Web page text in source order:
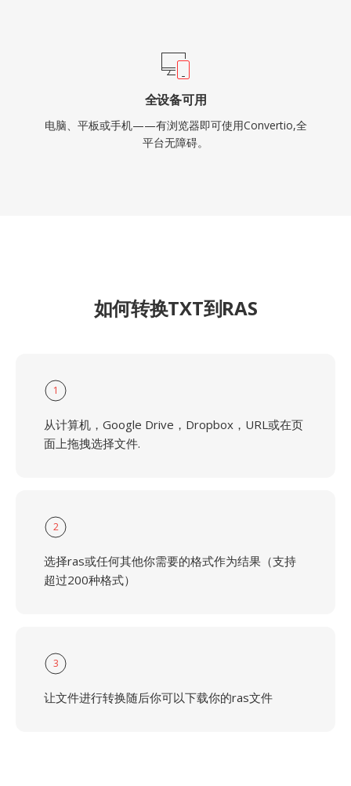
全设备可用
电脑、平板或手机——有浏览器即可使用Convertio,全
平台无障碍。
如何转换TXT到RAS
1
从计算机，Google Drive，Dropbox，URL或在页
面上拖拽选择文件.
2
选择ras或任何其他你需要的格式作为结果（支持
超过200种格式）
3
让文件进行转换随后你可以下载你的ras文件